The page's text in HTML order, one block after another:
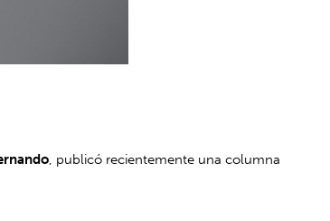
, publicó recientemente una columna